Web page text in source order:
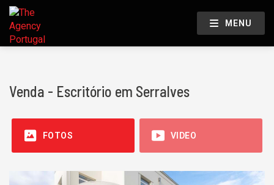
MENU
Venda - Escritório em Serralves
FOTOS VIDEO